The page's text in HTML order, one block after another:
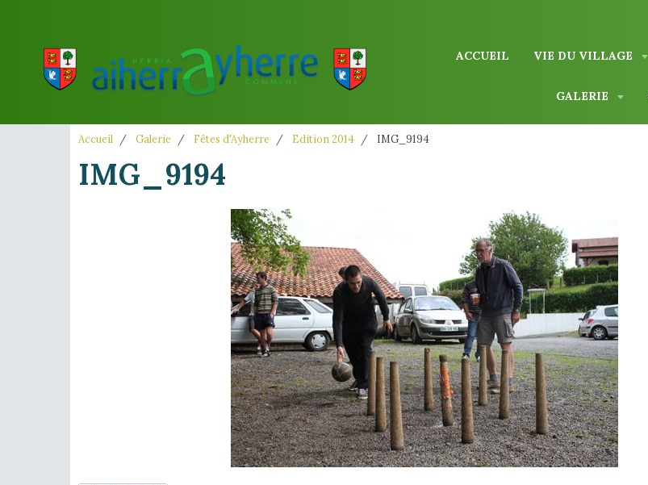
ACCUEIL VIE DU VILLAGE
GALERIE
Accueil Galerie Fêtes d'Ayherre Edition 2014 IMG_9194
IMG_9194